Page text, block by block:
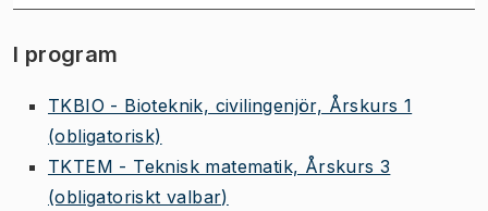
I program
TKBIO - Bioteknik, civilingenjör, Årskurs 1
(obligatorisk)
TKTEM - Teknisk matematik, Årskurs 3
(obligatoriskt valbar)